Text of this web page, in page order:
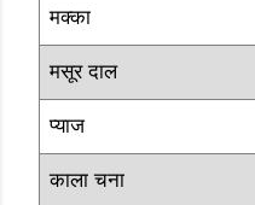
मक्का
मसूर दाल
प्याज
काला चना